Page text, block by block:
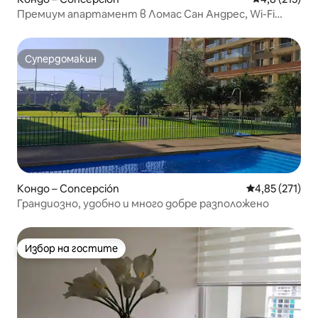
Премиум апартамент в Ломас Сан Андрес, Wi-Fi
Супердомакин
Супердомакин
Кондо – Concepción Средна
4,85 (271)
Грандиозно, удобно и много добре разположено
Избор на гостите
Избор на гостите